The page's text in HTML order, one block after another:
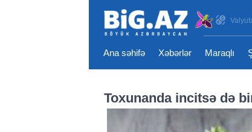
Ana səhifə Xəbərlər Maraqlı
Toxunanda incitsə də